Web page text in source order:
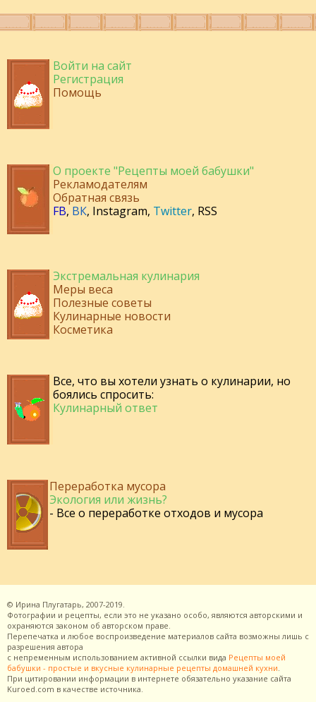
Войти на сайт
Регистрация
Помощь
О проекте "Рецепты моей бабушки"
Рекламодателям
Обратная связь
FB, ВК, Instagram, Twitter, RSS
Экстремальная кулинария
Меры веса
Полезные советы
Кулинарные новости
Косметика
Все, что вы хотели узнать о кулинарии, но
боялись спросить:
Кулинарный ответ
Переработка мусора
Экология или жизнь?
- Все о переработке отходов и мусора
© Ирина Плугатарь, 2007-2019.
Фотографии и рецепты, если это не указано особо, являются авторскими и
охраняются законом об авторском праве.
Перепечатка и любое воспроизведение материалов сайта возможны лишь с
разрешения автора
с непременным использованием активной ссылки вида Рецепты моей
бабушки - простые и вкусные кулинарные рецепты домашней кухни.
При цитировании информации в интернете обязательно указание сайта
Kuroed.com в качестве источника.